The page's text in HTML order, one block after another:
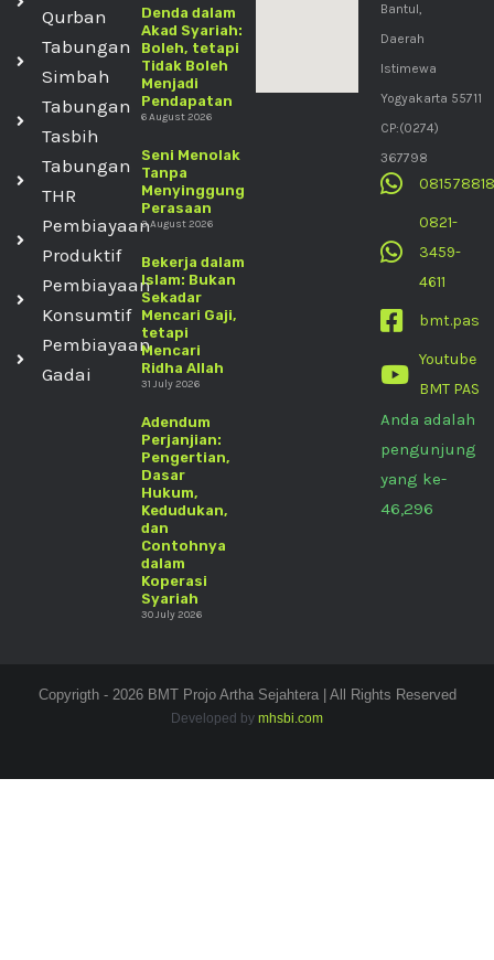
Qurban
Tabungan
Simbah
Tabungan
Tasbih
Tabungan
THR
Pembiayaan
Produktif
Pembiayaan
Konsumtif
Pembiayaan
Gadai
Denda dalam
Akad Syariah:
Boleh, tetapi
Tidak Boleh
Menjadi
Pendapatan
6 August 2026
Seni Menolak
Tanpa
Menyinggung
Perasaan
3 August 2026
Bekerja dalam
Islam: Bukan
Sekadar
Mencari Gaji,
tetapi
Mencari
Ridha Allah
31 July 2026
Adendum
Perjanjian:
Pengertian,
Dasar
Hukum,
Kedudukan,
dan
Contohnya
dalam
Koperasi
Syariah
30 July 2026
Bantul,
Daerah
Istimewa
Yogyakarta 55711
CP:(0274)
367798
0821-
3459-
4611
bmt.pas
Youtube
BMT PAS
Anda adalah
pengunjung
yang ke-
46,296
Copyrigth - 2026 BMT Projo Artha Sejahtera | All Rights Reserved
Developed by mhsbi.com